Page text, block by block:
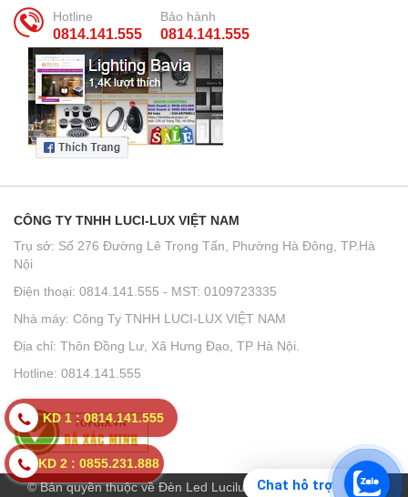
Hotline
0814.141.555
Bảo hành
0814.141.555
CÔNG TY TNHH LUCI-LUX VIỆT NAM
Trụ sở: Số 276 Đường Lê Trọng Tấn, Phường Hà Đông, TP.Hà
Nội
Điện thoại: 0814.141.555 - MST: 0109723335
Nhà máy: Công Ty TNHH LUCI-LUX VIỆT NAM
Địa chỉ: Thôn Đồng Lư, Xã Hưng Đạo, TP Hà Nội.
Hotline: 0814.141.555
© Bản quyền thuộc về Đèn Led Lucilux
KD 2 : 0855.231.888
KD 1 : 0814.141.555
Chat hỗ trợ